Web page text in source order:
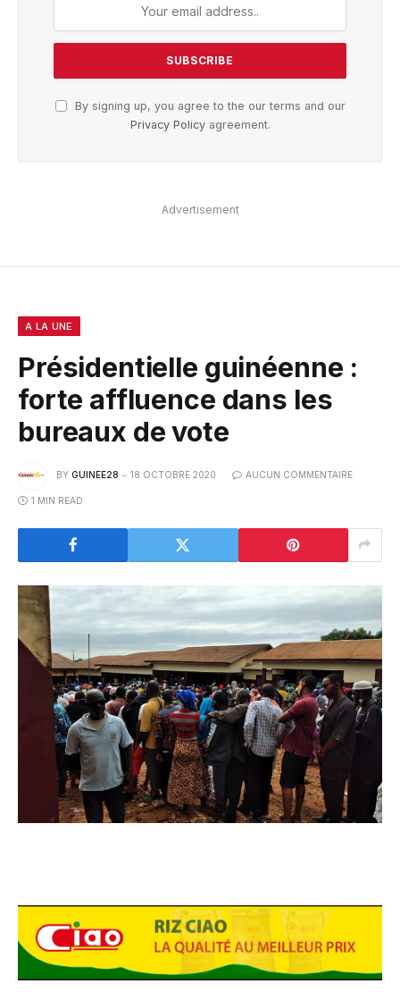
By signing up, you agree to the our terms and our
Privacy Policyagreement.
Advertisement
A LA UNE
Présidentielle guinéenne :
forte affluence dans les
bureaux de vote
BY GUINEE28 18 OCTOBRE 2020 AUCUN COMMENTAIRE
1 MIN READ